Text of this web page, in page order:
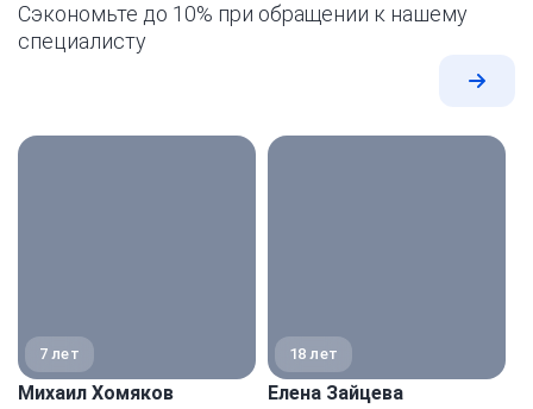
Сэкономьте до 10% при обращении к нашему
специалисту
Все
7 лет
Михаил Хомяков
18 лет
Елена Зайцева